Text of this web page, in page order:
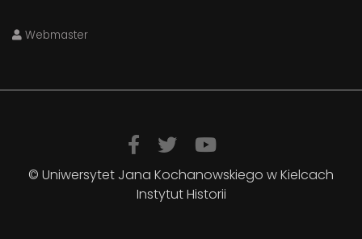
Webmaster
© Uniwersytet Jana Kochanowskiego w Kielcach
Instytut Historii